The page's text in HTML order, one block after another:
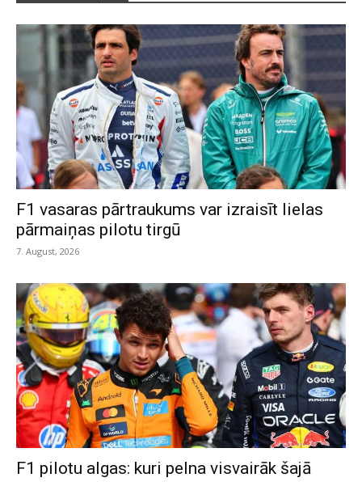
F1 vasaras pārtraukums var izraisīt lielas
pārmaiņas pilotu tirgū
7. August, 2026
F1 pilotu algas: kuri pelna visvairāk šajā